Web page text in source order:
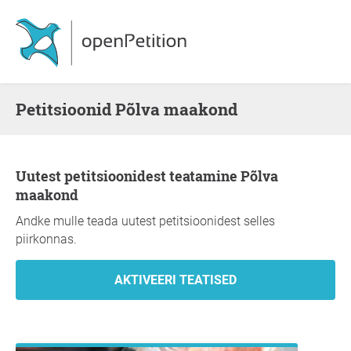
Petitsioonid Põlva maakond
Uutest petitsioonidest teatamine Põlva
maakond
Andke mulle teada uutest petitsioonidest selles
piirkonnas.